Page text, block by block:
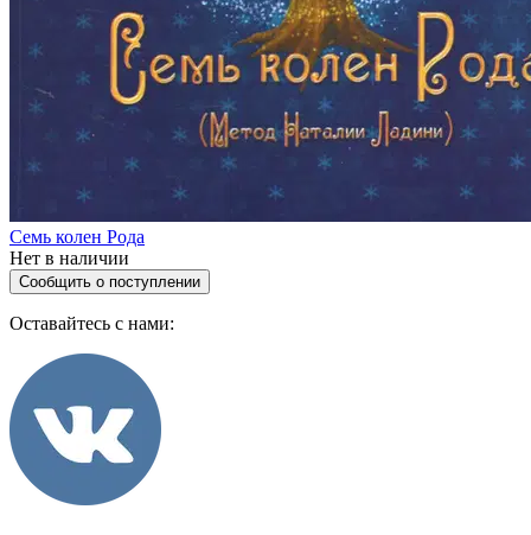
Семь колен Рода
Нет в наличии
Сообщить о поступлении
Оставайтесь с нами: